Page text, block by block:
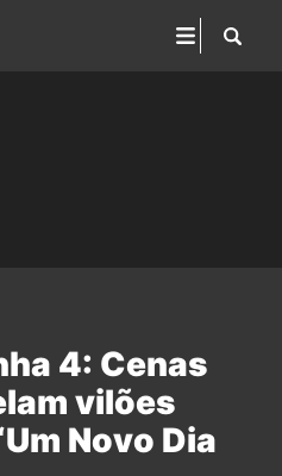
4: Cenas
vilões
Novo Dia